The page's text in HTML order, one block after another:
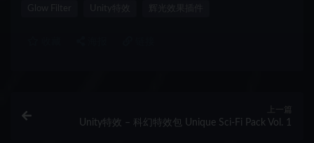
上一篇
Unity特效 – 科幻特效包 Unique Sci-Fi Pack Vol. 1